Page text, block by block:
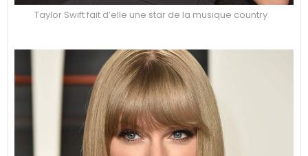
Taylor Swift fait d’elle une star de la musique country